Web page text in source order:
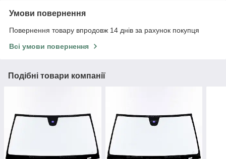
Умови повернення
Повернення товару впродовж 14 днів за рахунок покупця
Всі умови повернення
Подібні товари компанії